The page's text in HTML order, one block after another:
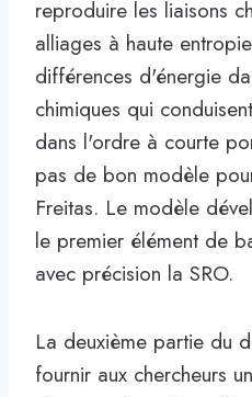
reproduire les liaisons
alliages à haute
différences d'énergie
chimiques qui
dans l'ordre à courte
pas de bon modèle
Freitas. Le modèle
le premier élément de
avec précision la SRO.
La deuxième partie du
fournir aux chercheurs